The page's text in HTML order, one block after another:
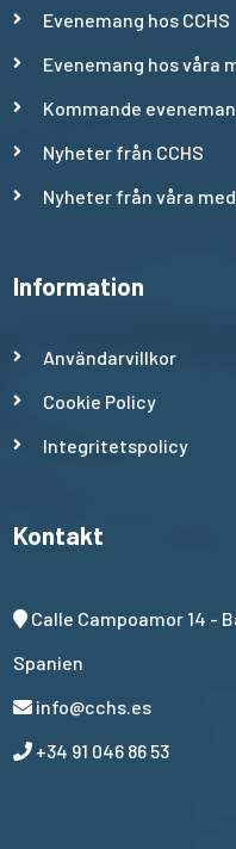
Evenemang hos CCHS
Evenemang hos våra
Kommande
Nyheter från CCHS
Nyheter från våra
Information
Användarvillkor
Cookie Policy
Integritetspolicy
Kontakt
Calle Campoamor 14 -
Spanien
info@cchs.es
+34 91 046 86 53